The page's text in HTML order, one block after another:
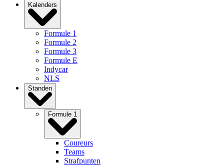
Kalenders
Formule 1
Formule 2
Formule 3
Formule E
Indycar
NLS
Standen
Formule 1
Coureurs
Teams
Strafpunten